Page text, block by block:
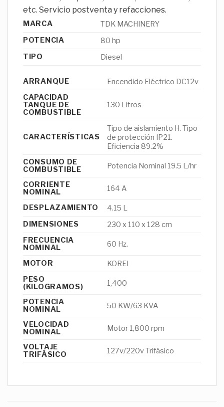
etc. Servicio postventa y refacciones.
MARCA
TDK MACHINERY
POTENCIA
80 hp
TIPO
Diesel
ARRANQUE
Encendido Eléctrico DC12v
CAPACIDAD
TANQUE DE
COMBUSTIBLE
130 Litros
CARACTERÍSTICAS
Tipo de aislamiento H. Tipo
de protección IP21.
Eficiencia 89.2%
CONSUMO DE
COMBUSTIBLE
Potencia Nominal 19.5 L/hr
CORRIENTE
NOMINAL
164 A
DESPLAZAMIENTO
4.15 L
DIMENSIONES
230 x 110 x 128 cm
FRECUENCIA
NOMINAL
60 Hz.
MOTOR
KOREI
PESO
(KILOGRAMOS)
1,400
POTENCIA
NOMINAL
50 KW/63 KVA
VELOCIDAD
NOMINAL
Motor 1,800 rpm
VOLTAJE
TRIFÁSICO
127v/220v Trifásico